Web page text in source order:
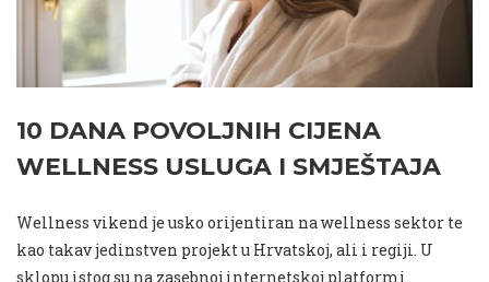
10 DANA POVOLJNIH CIJENA
WELLNESS USLUGA I SMJEŠTAJA
Wellness vikend je usko orijentiran na wellness sektor te
kao takav jedinstven projekt u Hrvatskoj, ali i regiji. U
sklopu istog su na zasebnoj internetskoj platformi